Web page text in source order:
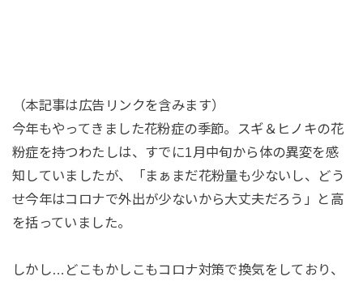
（本記事は広告リンクを含みます）
今年もやってきました花粉症の季節。スギ＆ヒノキの花
粉症を持つわたしは、すでに1月中旬から体の異変を感
知していましたが、「まぁまだ花粉量も少ないし、どう
せ今年はコロナで外出が少ないから大丈夫だろう」と高
を括っていました。
しかし…どこもかしこもコロナ対策で換気をしており、